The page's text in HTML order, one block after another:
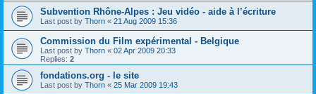
Subvention Rhône-Alpes : Jeu vidéo - aide à l’écriture
Last post by Thorn « 21 Aug 2009 15:36
Commission du Film expérimental - Belgique
Last post by Thorn « 02 Apr 2009 20:33
Replies: 2
fondations.org - le site
Last post by Thorn « 25 Mar 2009 19:43